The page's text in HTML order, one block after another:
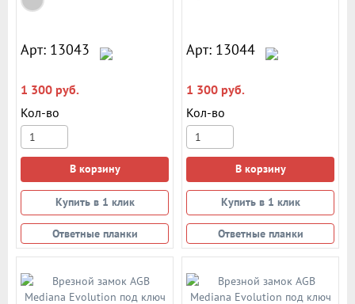
Арт: 13043
1 300 руб.
Кол-во
В корзину
Купить в 1 клик
Ответные планки
Арт: 13044
1 300 руб.
Кол-во
В корзину
Купить в 1 клик
Ответные планки